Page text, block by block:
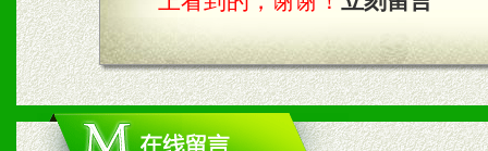
四、市场操作及支持
1、根据区域市场协助制定